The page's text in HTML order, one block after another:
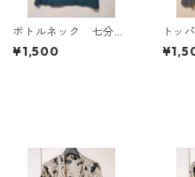
ボトルネック 七分袖
カットソー ４Ｌ テ
ィールグリーン KAE
¥1,500
トッ
ン
AE-